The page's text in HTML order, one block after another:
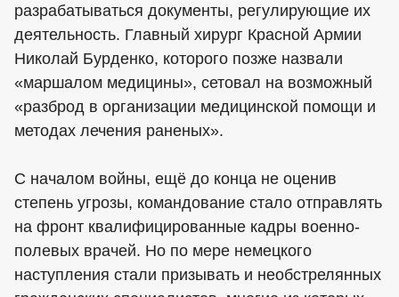
разрабатываться документы, регулирующие их
деятельность. Главный хирург Красной Армии
Николай Бурденко, которого позже назвали
«маршалом медицины», сетовал на возможный
«разброд в организации медицинской помощи и
методах лечения раненых».
С началом войны, ещё до конца не оценив
степень угрозы, командование стало отправлять
на фронт квалифицированные кадры военно-
полевых врачей. Но по мере немецкого
наступления стали призывать и необстрелянных